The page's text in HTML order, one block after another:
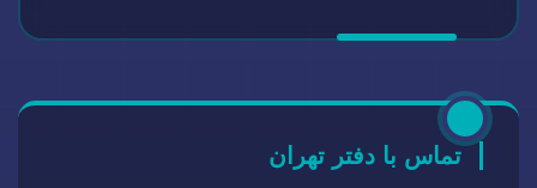
تماس با دفتر تهران